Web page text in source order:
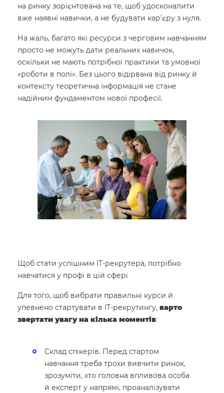
на ринку зорієнтована на те, щоб удосконалити
вже наявні навички, а не будувати кар’єру з нуля.
На жаль, багато які ресурси з черговим навчанням
просто не можуть дати реальних навичок,
оскільки не мають потрібної практики та умовної
«роботи в полі». Без цього відірвана від ринку й
контексту теоретична інформація не стане
надійним фундаментом нової професії.
Щоб стати успішним IT-рекрутера, потрібно
навчатися у профі в цій сфері
Для того, щоб вибрати правильні курси й
упевнено стартувати в IT-рекрутингу, варто
звертати увагу на кілька моментів:
Склад спікерів. Перед стартом
навчання треба трохи вивчити ринок,
зрозуміти, хто головна впливова особа
й експерт у напрямі, проаналізувати